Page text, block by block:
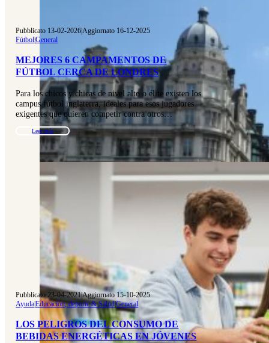
Pubblicato 13-02-2026|Aggiornato 16-12-2025
Fútbol|General
MEJORES 6 CAMPAMENTOS DE
FÚTBOL CERCA DE LONDRES
Para los chicos y chicas de nivel alto o élite existen los
campus fútbol inglaterra, ideales para esos jugadores
exigentes que quieren competir contra otros…
Leer más
Pubblicato 23-04-2021|Aggiornato 15-10-2025
Ayuda|Educación, deporte & Salud|General
LOS PELIGROS DEL CONSUMO DE
BEBIDAS ENERGÉTICAS EN JÓVENES